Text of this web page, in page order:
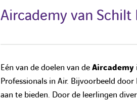
Aircademy van Schilt
Eén van de doelen van deAircademy
Professionals in Air. Bijvoorbeeld
aan te bieden. Door de leerlingen